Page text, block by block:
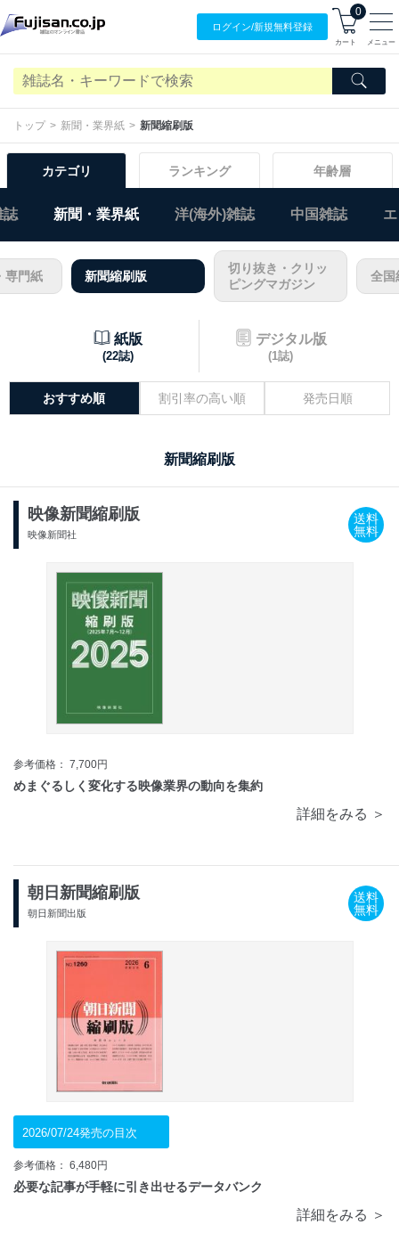
ログイン/新規無料登録
0
カート メニュー
トップ 新聞・業界紙 新聞縮刷版
カテゴリ ランキング 年齢層
誌 新聞・業界紙 洋(海外)雑誌 中国雑誌
専門紙 新聞縮刷版
切り抜き・クリッ
ピングマガジン
全国
紙版
(22誌)
デジタル版
(1誌)
おすすめ順 割引率の高い順 発売日順
新聞縮刷版
映像新聞縮刷版
映像新聞社
送料
無料
参考価格： 7,700円
めまぐるしく変化する映像業界の動向を集約
詳細をみる ＞
朝日新聞縮刷版
朝日新聞出版
送料
無料
2026/07/24発売の目次
参考価格： 6,480円
必要な記事が手軽に引き出せるデータバンク
詳細をみる ＞